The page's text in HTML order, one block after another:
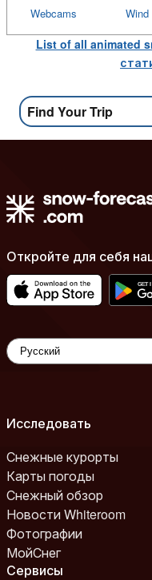
Wind
Webcams
List of all animated
Find Your Trip
Откройте для себя
Исследовать
Снежные курорты
Карты погоды
Снежный обзор
Новости Whiteroom
Фотографии
МойСнег
Сервисы